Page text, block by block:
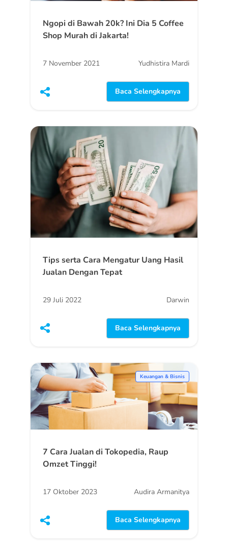
Ngopi di Bawah 20k? Ini Dia 5 Coffee
Shop Murah di Jakarta!
7 November 2021 Yudhistira Mardi
Baca Selengkapnya
Tips serta Cara Mengatur Uang Hasil
Jualan Dengan Tepat
29 Juli 2022 Darwin
Baca Selengkapnya
Keuangan & Bisnis
7 Cara Jualan di Tokopedia, Raup
Omzet Tinggi!
17 Oktober 2023 Audira Armanitya
Baca Selengkapnya